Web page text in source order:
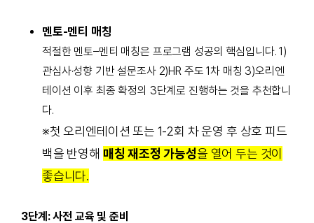
멘토-멘티 매칭
적절한 멘토–멘티 매칭은 프로그램 성공의 핵심입니다. 1)
관심사·성향 기반 설문조사 2)HR 주도 1차 매칭 3)오리엔
테이션 이후 최종 확정의 3단계로 진행하는 것을 추천합니
다.
※첫 오리엔테이션 또는 1-2회 차 운영 후 상호 피드
백을 반영해 매칭 재조정 가능성을 열어 두는 것이
좋습니다.
3단계: 사전 교육 및 준비